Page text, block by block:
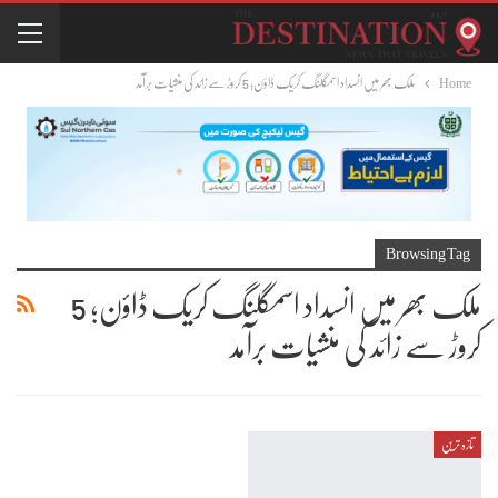
Home ملک بھر میں انسداد اسمگلنگ کریک ڈاؤن؛ 5 کروڑ سے زائد کی منشیات برآمد
Browsing Tag
ملک بھر میں انسداد اسمگلنگ کریک ڈاؤن؛ 5
کروڑ سے زائد کی منشیات برآمد
تازہ ترین